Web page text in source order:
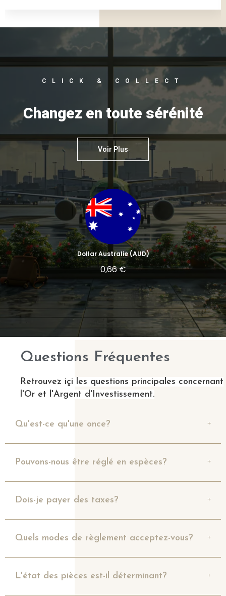
CLICK & COLLECT
Changez en toute sérénité
Voir Plus
Dollar Australie (AUD)
0,66 €
Questions Fréquentes
Retrouvez içi les questions principales concernant
l'Or et l'Argent d'Investissement.
Qu'est-ce qu'une once?
Pouvons-nous être réglé en espèces?
Dois-je payer des taxes?
Quels modes de règlement acceptez-vous?
L'état des pièces est-il déterminant?